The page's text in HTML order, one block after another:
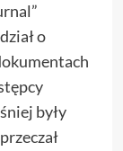
o
były